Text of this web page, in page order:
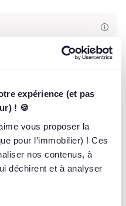
expérience (et pas
! 🍪
vous proposer la
pour l’immobilier) ! Ces
nos contenus, à
déchirent et à analyser
de marchand de biens
sur l'achat d'un
près de 650 m² pour 24 lots
bruts. A date, l'opération
chiffre d'affaires !
est proposé sur